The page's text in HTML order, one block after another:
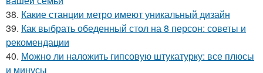
38. Какие станции метро имеют уникальный дизайн
39. Как выбрать обеденный стол на 8 персон: советы и
рекомендации
40. Можно ли наложить гипсовую штукатурку: все плюсы
и минусы